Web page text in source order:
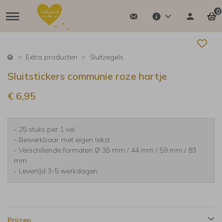
0
Extra producten Sluitzegels
Sluitstickers communie roze hartje
€ 6,95
- 25 stuks per 1 vel
- Bewerkbaar met eigen tekst
- Verschillende formaten Ø 35 mm / 44 mm / 59 mm / 83
mm
- Levertijd 3-5 werkdagen
Prijzen